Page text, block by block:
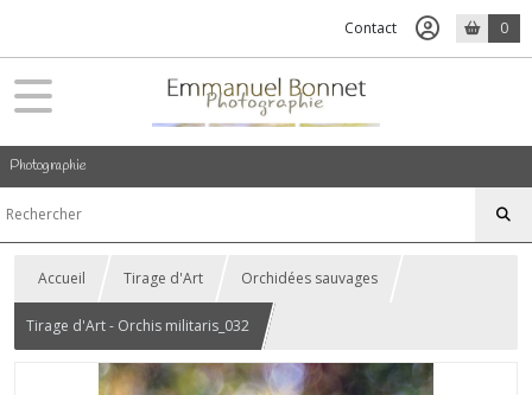
Contact 0
Photographie
Accueil Tirage d'Art Orchidées sauvages
Tirage d'Art - Orchis militaris_032